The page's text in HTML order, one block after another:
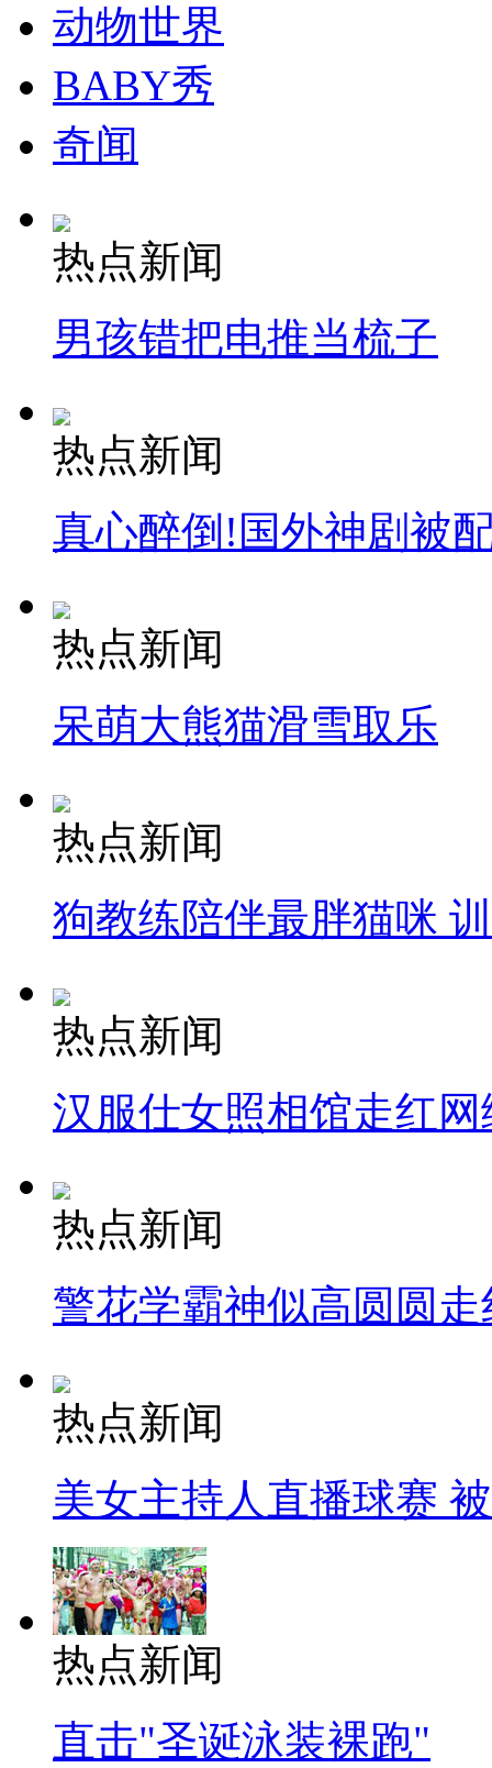
外交部：有关国家言论片面不公正
安徽一实载49人客车翻车
走！跟着总书记去植树
消防员救轻生者 花炮节热闹非凡 减压"枕头大战"
纽约上演“枕头大战”
司机酒驾遇交警 急速倒车逃窜
动物世界
BABY秀
奇闻
热点新闻
男孩错把电推当梳子
热点新闻
真心醉倒!国外神剧被
热点新闻
呆萌大熊猫滑雪取乐
热点新闻
狗教练陪伴最胖猫咪
热点新闻
汉服仕女照相馆走红网
热点新闻
警花学霸神似高圆圆走
热点新闻
美女主持人直播球赛
热点新闻
直击"圣诞泳装裸跑"